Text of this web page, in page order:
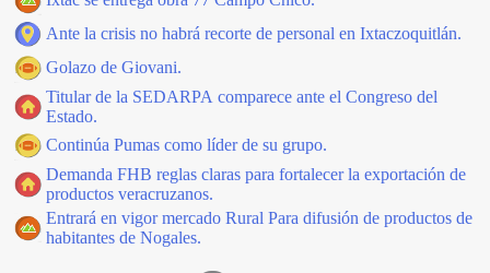
Ante la crisis no habrá recorte de personal en Ixtaczoquitlán.
Golazo de Giovani.
Titular de la SEDARPA comparece ante el Congreso del
Estado.
Continúa Pumas como líder de su grupo.
Demanda FHB reglas claras para fortalecer la exportación de
productos veracruzanos.
Entrará en vigor mercado Rural Para difusión de productos de
habitantes de Nogales.